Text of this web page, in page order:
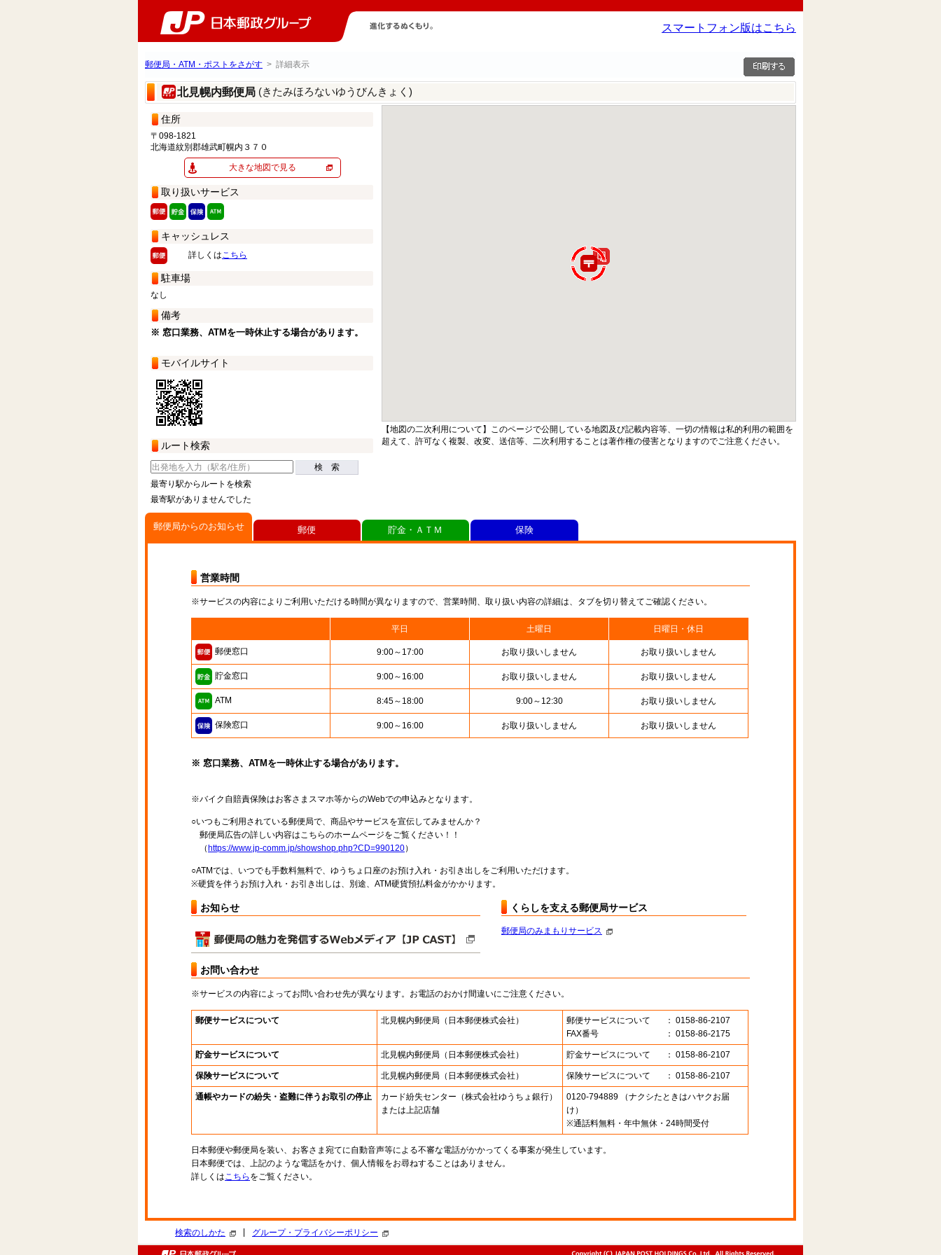
スマートフォン版はこちら
郵便局・ATM・ポストをさがす > 詳細表示
北見幌内郵便局 (きたみほろないゆうびんきょく)
住所
〒098-1821
北海道紋別郡雄武町幌内３７０
大きな地図で見る
取り扱いサービス
キャッシュレス
詳しくはこちら
駐車場
なし
備考
※ 窓口業務、ATMを一時休止する場合があります。
モバイルサイト
ルート検索
検 索
最寄り駅からルートを検索
最寄駅がありませんでした
【地図の二次利用について】このページで公開している地図及び記載内容等、一切の情報は私的利用の範囲を
超えて、許可なく複製、改変、送信等、二次利用することは著作権の侵害となりますのでご注意ください。
郵便局からのお知らせ
営業時間
※サービスの内容によりご利用いただける時間が異なりますので、営業時間、取り扱い内容の詳細は、タブを切り替えてご確認ください。
平日 土曜日 日曜日・休日
郵便窓口 9:00～17:00 お取り扱いしません お取り扱いしません
貯金窓口 9:00～16:00 お取り扱いしません お取り扱いしません
ATM 8:45～18:00 9:00～12:30 お取り扱いしません
保険窓口 9:00～16:00 お取り扱いしません お取り扱いしません
※ 窓口業務、ATMを一時休止する場合があります。
※バイク自賠責保険はお客さまスマホ等からのWebでの申込みとなります。
○いつもご利用されている郵便局で、商品やサービスを宣伝してみませんか？
郵便局広告の詳しい内容はこちらのホームページをご覧ください！！
（ https://www.jp-comm.jp/showshop.php?CD=990120）
○ATMでは、いつでも手数料無料で、ゆうちょ口座のお預け入れ・お引き出しをご利用いただけます。
※硬貨を伴うお預け入れ・お引き出しは、別途、ATM硬貨預払料金がかかります。
お知らせ くらしを支える郵便局サービス
郵便局のみまもりサービス
お問い合わせ
※サービスの内容によってお問い合わせ先が異なります。お電話のおかけ間違いにご注意ください。
郵便サービスについて 北見幌内郵便局 （日本郵便株式会社） 郵便サービスについて
： 0158-86-2107
FAX番号
： 0158-86-2175
貯金サービスについて 北見幌内郵便局 （日本郵便株式会社） 貯金サービスについて ： 0158-86-2107
保険サービスについて 北見幌内郵便局 （日本郵便株式会社） 保険サービスについて ： 0158-86-2107
通帳やカードの紛失・盗難に伴うお取引の停止 カード紛失センター （株式会社ゆうちょ銀行）
または上記店舗
0120-794889 （ナクシたときはハヤクお届
け）
※通話料無料・年中無休・24時間受付
日本郵便や郵便局を装い、お客さま宛てに自動音声等による不審な電話がかかってくる事案が発生しています。
日本郵便では、上記のような電話をかけ、個人情報をお尋ねすることはありません。
詳しくはこちら をご覧ください。
郵便 貯金・ＡＴＭ 保険
検索のしかた グループ・プライバシーポリシー